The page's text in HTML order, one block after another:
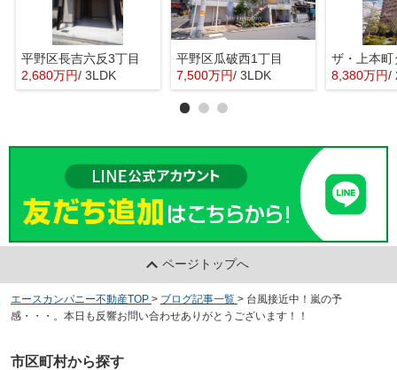
平野区長吉六反3丁目
2,680万円/ 3LDK
平野区瓜破西1丁目
7,500万円/ 3LDK
ザ・上本町
8,380万円/
ページトップへ
エースカンパニー不動産TOP > ブログ記事一覧 > 台風接近中！嵐の予
感・・・。本日も反響お問い合わせありがとうございます！！
市区町村から探す